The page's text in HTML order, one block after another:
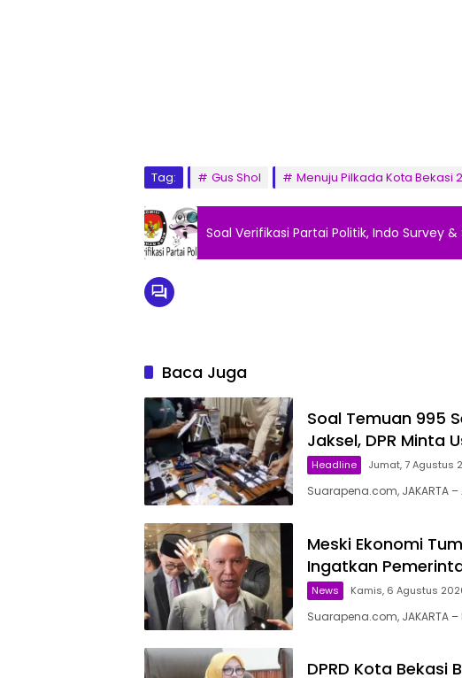
Tag: Gus Shol Menuju Pilkada Kota Bekasi
Soal Verifikasi Partai Politik, Indo Survey
Baca Juga
Soal Temuan 995
Jaksel, DPR Minta
Headline Jumat, 7 Agustus
Suarapena.com, JAKARTA –
Meski Ekonomi
Ingatkan
News Kamis, 6 Agustus
Suarapena.com, JAKARTA
DPRD Kota Bekasi